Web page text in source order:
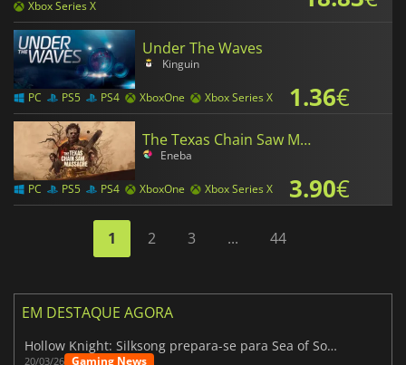
Xbox Series X
Under The Waves
Kinguin
PC PS5 PS4 XboxOne Xbox Series X 1.36€
The Texas Chain Saw Massacre
Eneba
PC PS5 PS4 XboxOne Xbox Series X 3.90€
1 2 3 ... 44
EM DESTAQUE AGORA
Hollow Knight: Silksong prepara-se para Sea of Sorrow com um patch
20/03/26 Gaming News